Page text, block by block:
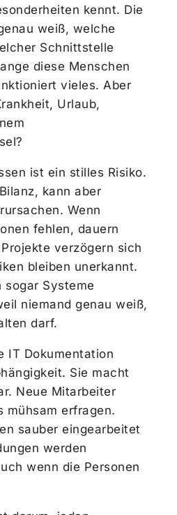
kennt. Die
weiß, welche
Schnittstelle
diese Menschen
vieles. Aber
Urlaub,
ist ein stilles Risiko.
kann aber
Wenn
fehlen, dauern
verzögern sich
bleiben unerkannt.
sogar Systeme
niemand genau weiß,
darf.
IT Dokumentation
Sie macht
Neue Mitarbeiter
mühsam erfragen.
sauber eingearbeitet
werden
wenn die Personen